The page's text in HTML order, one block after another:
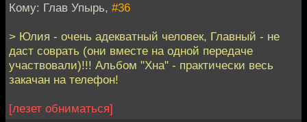
Кому: Глав Упырь, #36
> Юлия - очень адекватный человек, Главный - не
даст соврать (они вместе на одной передаче
участвовали)!!! Альбом "Хна" - практически весь
закачан на телефон!
[лезет обниматься]